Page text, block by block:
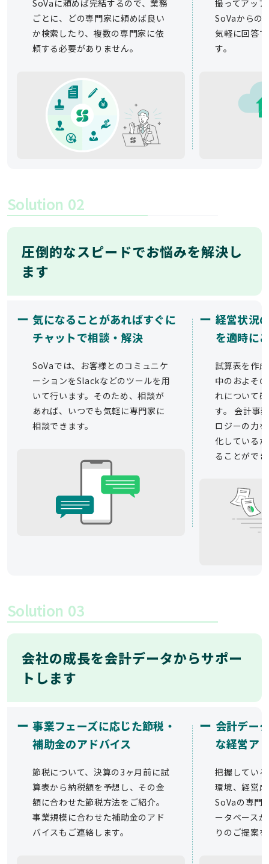
SoVaに頼めば完結するので、業務
ごとに、どの専門家に頼めば良い
か検索したり、複数の専門家に依
頼する必要がありません。
撮ってアッ
SoVaからの
気軽に回答
す。
Solution 02
圧倒的なスピードでお悩みを解決し
ます
ー 気になることがあればすぐに
チャットで相談・解決
SoVaでは、お客様とのコミュニケ
ーションをSlackなどのツールを用
いて行います。そのため、相談が
あれば、いつでも気軽に専門家に
相談できます。
ー 経営状況
を適時に
試算表を作
中のおよそ
れについて
す。 会計事
ロジーの力
化している
ることがで
Solution 03
会社の成長を会計データからサポー
トします
ー 事業フェーズに応じた節税・
補助金のアドバイス
節税について、決算の3ヶ月前に試
算表から納税額を予想し、その金
額に合わせた節税方法をご紹介。
事業規模に合わせた補助金のアド
バイスもご連絡します。
ー 会計デー
な経営ア
把握してい
環境、経営
SoVaの専門
ータベース
りのご提案